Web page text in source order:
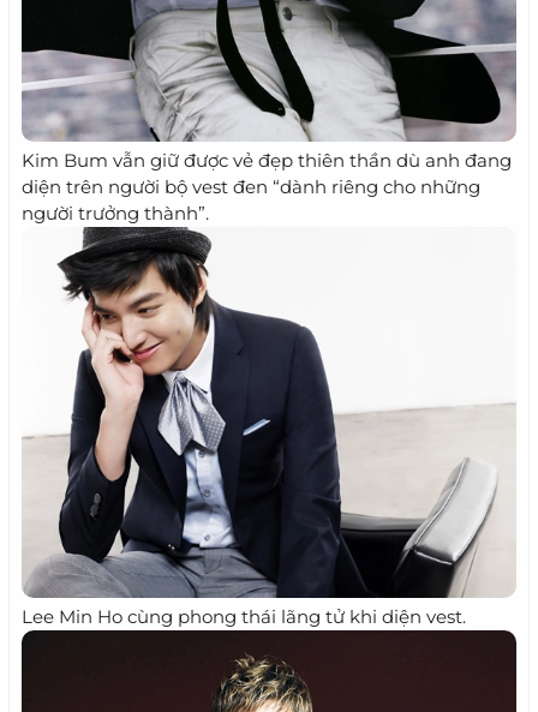
Kim Bum vẫn giữ được vẻ đẹp thiên thần dù anh đang
diện trên người bộ vest đen “dành riêng cho những
người trưởng thành”.
Lee Min Ho cùng phong thái lãng tử khi diện vest.